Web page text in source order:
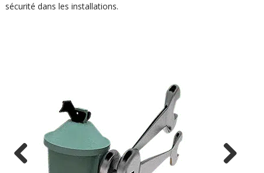
sécurité dans les installations.